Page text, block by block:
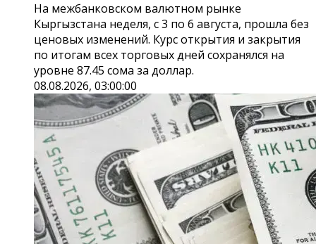
На межбанковском валютном рынке
Кыргызстана неделя, с 3 по 6 августа, прошла без
ценовых изменений. Курс открытия и закрытия
по итогам всех торговых дней сохранялся на
уровне 87.45 сома за доллар.
08.08.2026, 03:00:00